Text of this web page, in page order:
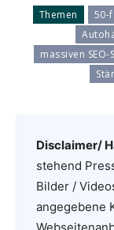
Themen 50-
massiven SEO-
Disclaimer/
stehend
Bilder /
angegebene